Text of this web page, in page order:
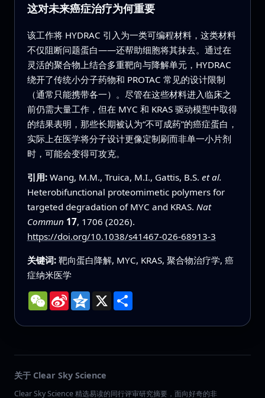
这对未来癌症治疗为何重要
该工作将 HYDRAC 引入为一类可编程材料，这类材料
不仅阻断问题蛋白——还帮助细胞将其抹去。通过在
灵活的聚合物上结合多重靶向与降解单元，HYDRAC
绕开了传统小分子药物和 PROTAC 常见的设计限制
（通常只能携带各一）。尽管在这些材料进入临床之
前仍需大量工作，但在 MYC 和 KRAS 驱动模型中取得
的结果表明，那些长期被认为“不可成药”的癌症蛋白，
实际上在医学将分子设计更像定制刷而非单一小片剂
时，可能会变得可攻克。
引用: Wang, M.M., Truica, M.I., Gattis, B.S. et al.
Heterobifunctional proteomimetic polymers for
targeted degradation of MYC and KRAS. Nat
Commun 17, 1706 (2026).
https://doi.org/10.1038/s41467-026-68913-3
关键词: 靶向蛋白降解, MYC, KRAS, 聚合物治疗学, 癌
症纳米医学
WeChat
Sina
Weibo
Qzone
X 分
享
关于 Clear Sky Science
Clear Sky Science 精选易读的同行评审研究摘要，面向好奇的非